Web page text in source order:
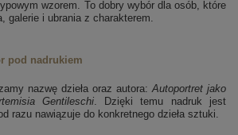
wzorem. To dobry wybór dla osób, które
galerie i ubrania z charakterem.
pod nadrukiem
nazwę dzieła oraz autora:Autoportret jako
Gentileschi. Dzięki temu nadruk jest
razu nawiązuje do konkretnego dzieła sztuki.